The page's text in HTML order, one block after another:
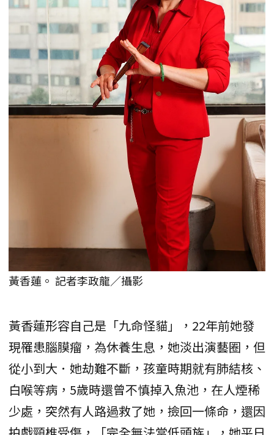
黃香蓮。 記者李政龍／攝影
黃香蓮形容自己是「九命怪貓」，22年前她發
現罹患腦膜瘤，為休養生息，她淡出演藝圈，但
從小到大．她劫難不斷，孩童時期就有肺結核、
白喉等病，5歲時還曾不慎掉入魚池，在人煙稀
少處，突然有人路過救了她，撿回一條命，還因